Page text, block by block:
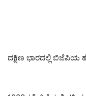
ದಕ್ಷಿಣ ಭಾರದಲ್ಲಿ ಬಿಜೆಪಿಯ